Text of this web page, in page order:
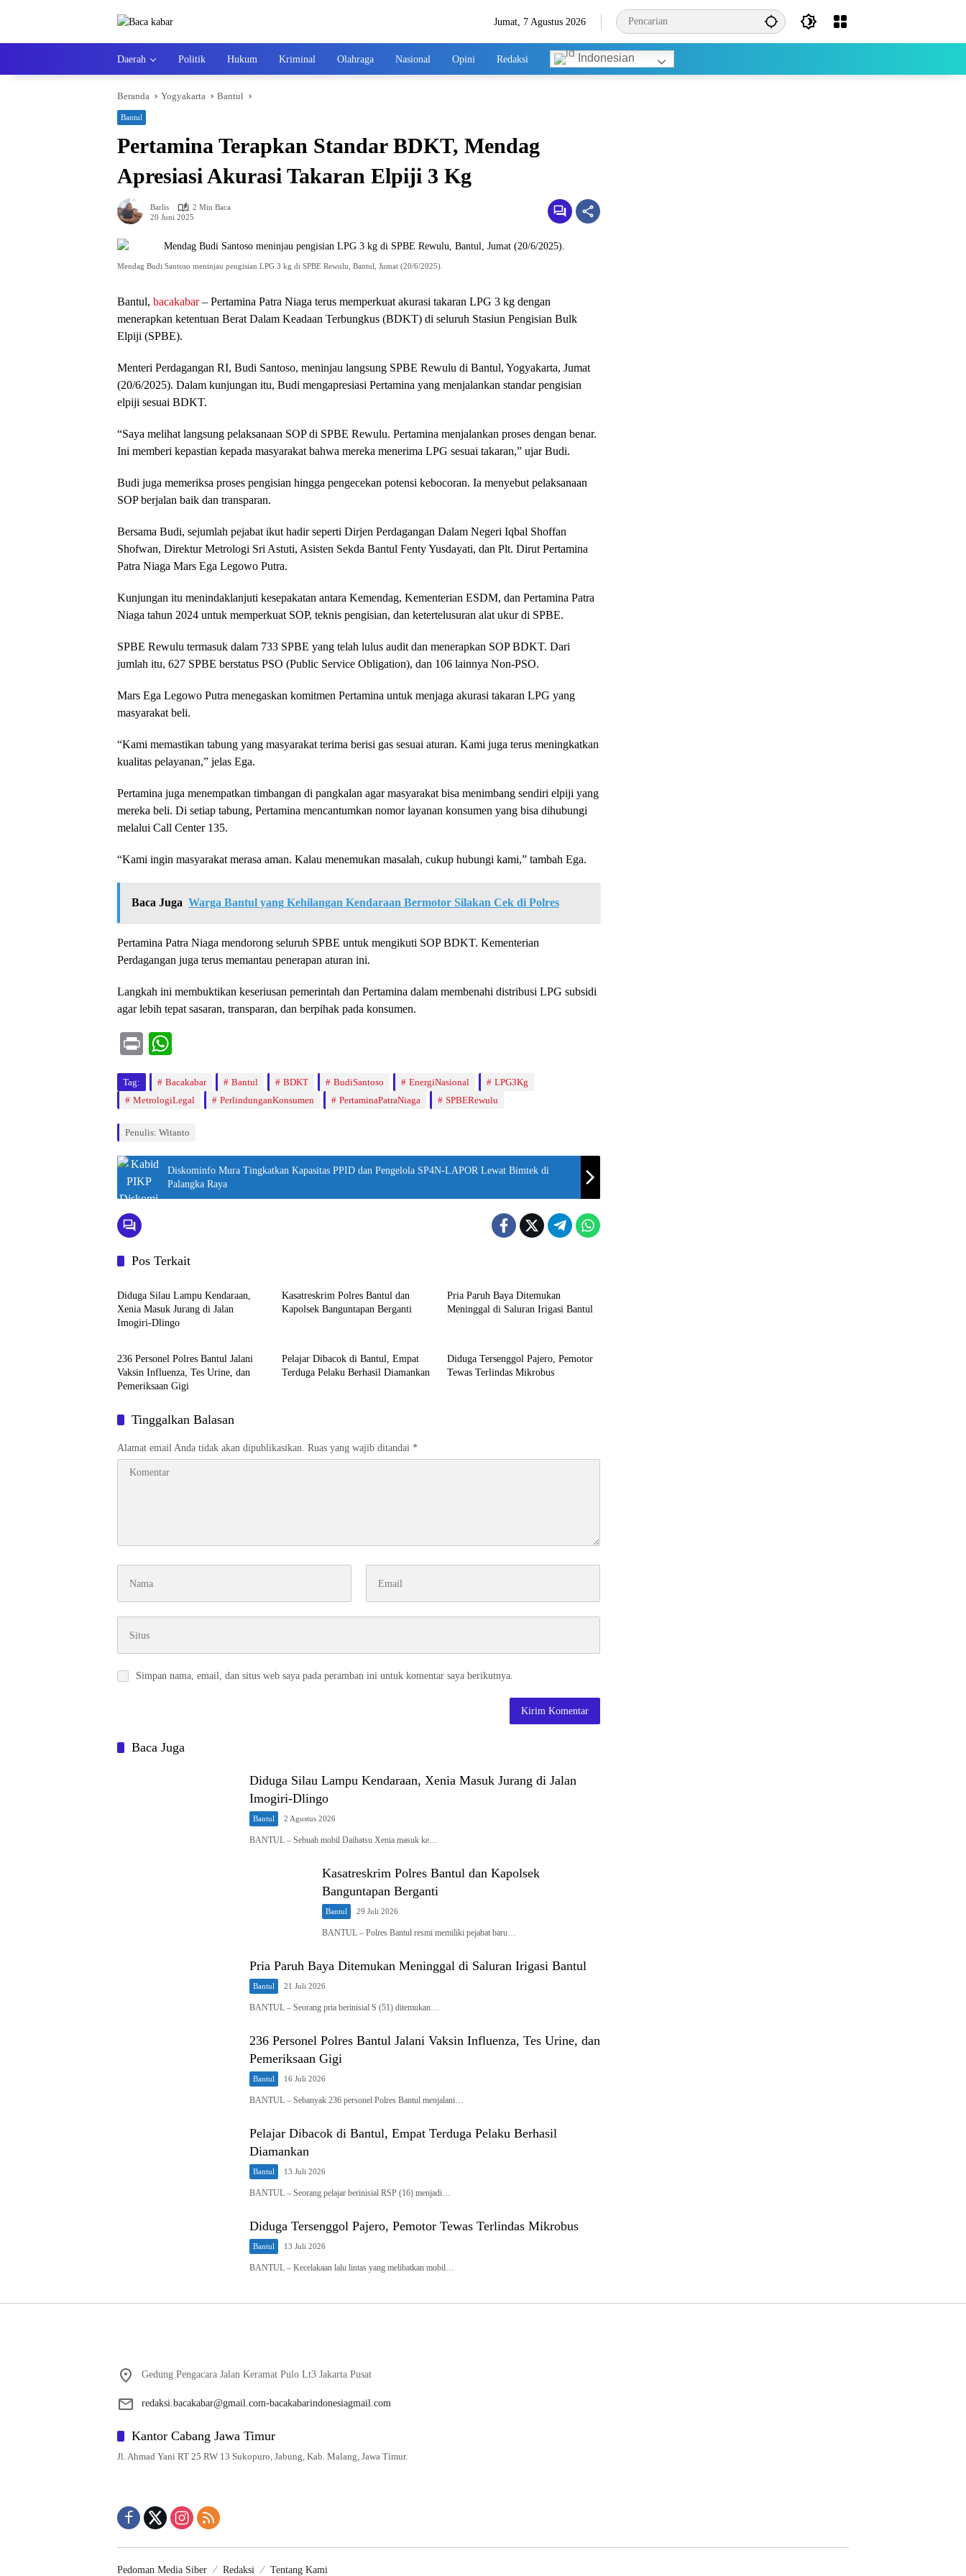
Jumat, 7 Agustus 2026
Daerah Politik Hukum Kriminal Olahraga Nasional Opini Redaksi Indonesian
Beranda Yogyakarta Bantul
Bantul
Pertamina Terapkan Standar BDKT, Mendag
Apresiasi Akurasi Takaran Elpiji 3 Kg
Barlis
2 Min Baca
20 Juni 2025
Mendag Budi Santoso meninjau pengisian LPG 3 kg di SPBE Rewulu, Bantul, Jumat (20/6/2025).
Bantul, bacakabar– Pertamina Patra Niaga terus memperkuat akurasi takaran LPG 3 kg dengan
menerapkan ketentuan Berat Dalam Keadaan Terbungkus (BDKT) di seluruh Stasiun Pengisian Bulk
Elpiji (SPBE).
Menteri Perdagangan RI, Budi Santoso, meninjau langsung SPBE Rewulu di Bantul, Yogyakarta, Jumat
(20/6/2025). Dalam kunjungan itu, Budi mengapresiasi Pertamina yang menjalankan standar pengisian
elpiji sesuai BDKT.
“Saya melihat langsung pelaksanaan SOP di SPBE Rewulu. Pertamina menjalankan proses dengan benar.
Ini memberi kepastian kepada masyarakat bahwa mereka menerima LPG sesuai takaran,” ujar Budi.
Budi juga memeriksa proses pengisian hingga pengecekan potensi kebocoran. Ia menyebut pelaksanaan
SOP berjalan baik dan transparan.
Bersama Budi, sejumlah pejabat ikut hadir seperti Dirjen Perdagangan Dalam Negeri Iqbal Shoffan
Shofwan, Direktur Metrologi Sri Astuti, Asisten Sekda Bantul Fenty Yusdayati, dan Plt. Dirut Pertamina
Patra Niaga Mars Ega Legowo Putra.
Kunjungan itu menindaklanjuti kesepakatan antara Kemendag, Kementerian ESDM, dan Pertamina Patra
Niaga tahun 2024 untuk memperkuat SOP, teknis pengisian, dan ketertelusuran alat ukur di SPBE.
SPBE Rewulu termasuk dalam 733 SPBE yang telah lulus audit dan menerapkan SOP BDKT. Dari
jumlah itu, 627 SPBE berstatus PSO (Public Service Obligation), dan 106 lainnya Non-PSO.
Mars Ega Legowo Putra menegaskan komitmen Pertamina untuk menjaga akurasi takaran LPG yang
masyarakat beli.
“Kami memastikan tabung yang masyarakat terima berisi gas sesuai aturan. Kami juga terus meningkatkan
kualitas pelayanan,” jelas Ega.
Pertamina juga menempatkan timbangan di pangkalan agar masyarakat bisa menimbang sendiri elpiji yang
mereka beli. Di setiap tabung, Pertamina mencantumkan nomor layanan konsumen yang bisa dihubungi
melalui Call Center 135.
“Kami ingin masyarakat merasa aman. Kalau menemukan masalah, cukup hubungi kami,” tambah Ega.
Baca Juga Warga Bantul yang Kehilangan Kendaraan Bermotor Silakan Cek di Polres
Pertamina Patra Niaga mendorong seluruh SPBE untuk mengikuti SOP BDKT. Kementerian
Perdagangan juga terus memantau penerapan aturan ini.
Langkah ini membuktikan keseriusan pemerintah dan Pertamina dalam membenahi distribusi LPG subsidi
agar lebih tepat sasaran, transparan, dan berpihak pada konsumen.
Pr
in
t
ts
A
pp
Tag: Bacakabar Bantul BDKT BudiSantoso EnergiNasional
LPG3Kg
MetrologiLegal
PerlindunganKonsumen PertaminaPatraNiaga SPBERewulu
Penulis: Witanto
Diskominfo Mura Tingkatkan Kapasitas PPID dan Pengelola SP4N-LAPOR Lewat Bimtek di
Palangka Raya
Pos Terkait
Bantul
Diduga Silau Lampu Kendaraan,
Xenia Masuk Jurang di Jalan
Imogiri-Dlingo
Kasatreskrim Polres Bantul dan
Kapolsek Banguntapan Berganti
Pria Paruh Baya Ditemukan
Meninggal di Saluran Irigasi Bantul
Bantul
236 Personel Polres Bantul Jalani
Vaksin Influenza, Tes Urine, dan
Pemeriksaan Gigi
Pelajar Dibacok di Bantul, Empat
Terduga Pelaku Berhasil Diamankan
Diduga Tersenggol Pajero, Pemotor
Tewas Terlindas Mikrobus
Tinggalkan Balasan
Alamat email Anda tidak akan dipublikasikan. Ruas yang wajib ditandai *
Simpan nama, email, dan situs web saya pada peramban ini untuk komentar saya berikutnya.
Baca Juga
Diduga Silau Lampu Kendaraan, Xenia Masuk Jurang di Jalan
Imogiri-Dlingo
Bantul 2 Agustus 2026
BANTUL – Sebuah mobil Daihatsu Xenia masuk ke…
Kasatreskrim Polres Bantul dan Kapolsek
Banguntapan Berganti
Bantul 29 Juli 2026
BANTUL – Polres Bantul resmi memiliki pejabat baru…
Pria Paruh Baya Ditemukan Meninggal di Saluran Irigasi Bantul
Bantul 21 Juli 2026
BANTUL – Seorang pria berinisial S (51) ditemukan…
236 Personel Polres Bantul Jalani Vaksin Influenza, Tes Urine, dan
Pemeriksaan Gigi
Bantul 16 Juli 2026
BANTUL – Sebanyak 236 personel Polres Bantul menjalani…
Pelajar Dibacok di Bantul, Empat Terduga Pelaku Berhasil
Diamankan
Bantul 13 Juli 2026
BANTUL – Seorang pelajar berinisial RSP (16) menjadi…
Diduga Tersenggol Pajero, Pemotor Tewas Terlindas Mikrobus
Bantul 13 Juli 2026
BANTUL – Kecelakaan lalu lintas yang melibatkan mobil…
Gedung Pengacara Jalan Keramat Pulo Lt3 Jakarta Pusat
redaksi.bacakabar@gmail.com-bacakabarindonesiagmail.com
Kantor Cabang Jawa Timur
Jl. Ahmad Yani RT 25 RW 13 Sukopuro, Jabung, Kab. Malang, Jawa Timur.
Pedoman Media Siber Redaksi Tentang Kami